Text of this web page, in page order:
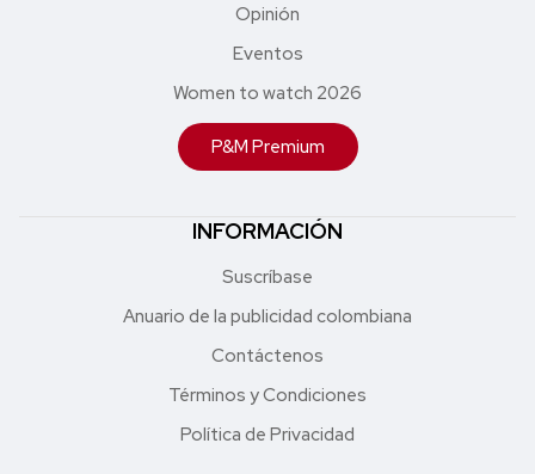
Opinión
Eventos
Women to watch 2026
P&M Premium
INFORMACIÓN
Suscríbase
Anuario de la publicidad colombiana
Contáctenos
Términos y Condiciones
Política de Privacidad